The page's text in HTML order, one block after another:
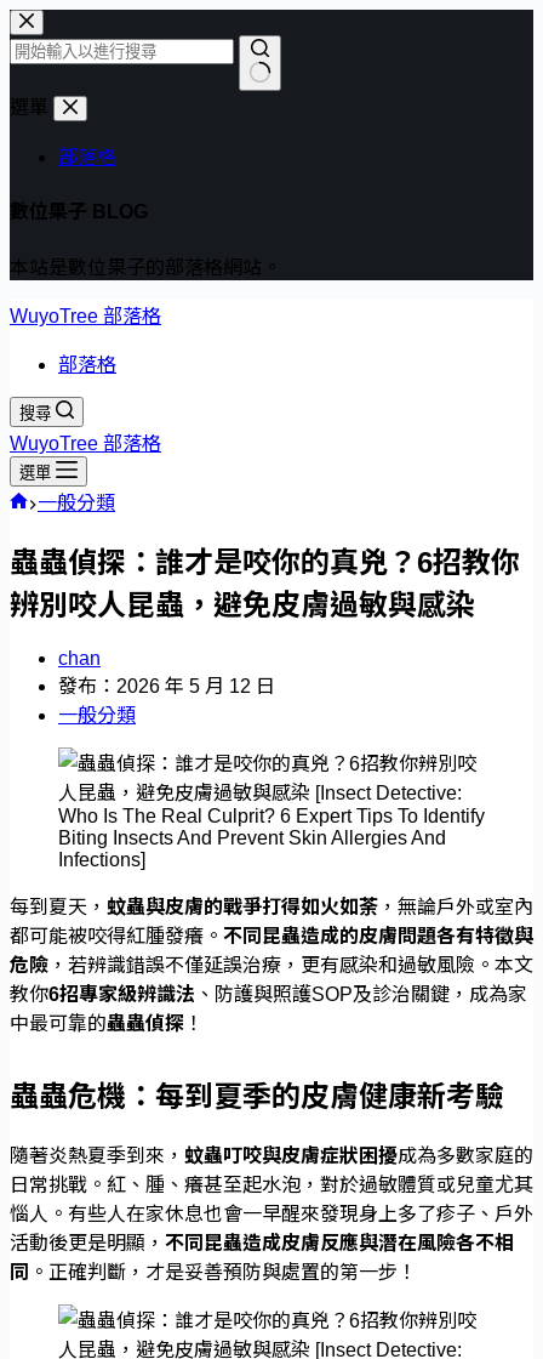
跳
至
要
找
合
件
的
選單
部落格
數位果子 BLOG
本站是數位果子的部落格網站。
WuyoTree 部落格
部落格
搜尋
WuyoTree 部落格
選單
首一般分類
蟲蟲偵探：誰才是咬你的真兇？6招教你
辨別咬人昆蟲，避免皮膚過敏與感染
chan
發布：2026 年 5 月 12 日
一般分類
每到夏天， 蚊蟲與皮膚的戰爭打得如火如荼 ，無論戶外或室內
都可能被咬得紅腫發癢。 不同昆蟲造成的皮膚問題各有特徵與
危險 ，若辨識錯誤不僅延誤治療，更有感染和過敏風險。本文
教你6招專家級辨識法 、防護與照護SOP及診治關鍵，成為家
中最可靠的蟲蟲偵探 ！
蟲蟲危機：每到夏季的皮膚健康新考驗
隨著炎熱夏季到來， 蚊蟲叮咬與皮膚症狀困擾成為多數家庭的
日常挑戰。紅、腫、癢甚至起水泡，對於過敏體質或兒童尤其
惱人。有些人在家休息也會一早醒來發現身上多了疹子、戶外
活動後更是明顯， 不同昆蟲造成皮膚反應與潛在風險各不相
同 。正確判斷，才是妥善預防與處置的第一步！